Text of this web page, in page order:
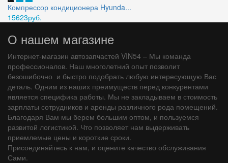
Компрессор кондиционера Hyunda...
15623руб.
О нашем магазине
Интернет-магазин автозапчастей VIN54 – Мы команда
профессионалов. Наш многолетний опыт позволит
безошибочно и быстро подобрать любую интересующую Вас
деталь. Одним из наших преимуществ перед конкурентами
является специфика работы. Мы не закладываем в стоимость
зарплаты сотрудников и аренды различного рода помещений.
Благодаря Вам мы берем большим оптом, и пользуемся
развитой логистикой. Что позволяет нам выдерживать
приемлемые цены и короткие сроки.
Присоединяйтесь к нам, и оцените качество обслуживания
Сами.